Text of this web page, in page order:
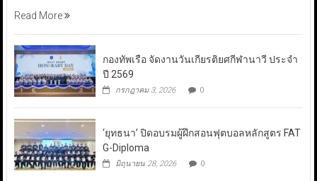
Read More
กองทัพเรือ จัดงานวันเกียรติยศกีฬานาวี ประจำ
ปี 2569
กรกฎาคม 3, 2026 0
‘ยุทธนา’ ปิดอบรมผู้ฝึกสอนฟุตบอลหลักสูตร FAT
G-Diploma
มิถุนายน 28, 2026 0